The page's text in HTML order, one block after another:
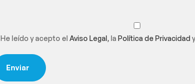
He leído y acepto elAviso Legal, laPolítica de Privacidad